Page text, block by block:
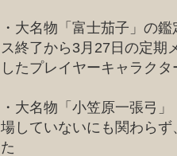
・大名物「富士茄子」の
ス終了から3月27日の定期
したプレイヤーキャラク
・大名物「小笠原一張弓
場していないにも関わら
た